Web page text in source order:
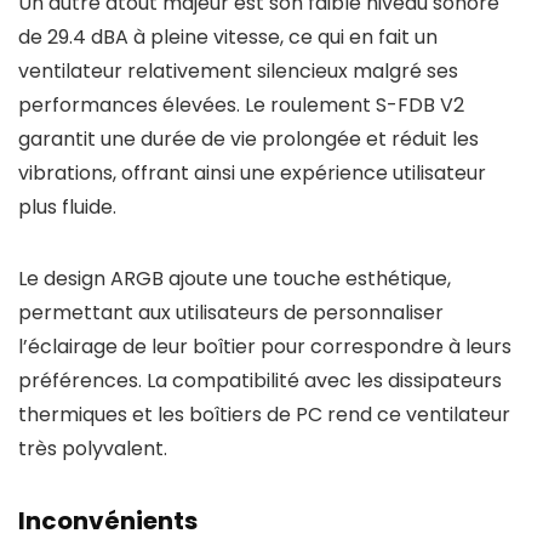
de 29.4 dBA à pleine vitesse, ce qui en fait un
ventilateur relativement silencieux malgré ses
performances élevées. Le roulement S-FDB V2
garantit une durée de vie prolongée et réduit les
vibrations, offrant ainsi une expérience utilisateur
plus fluide.
Le design ARGB ajoute une touche esthétique,
permettant aux utilisateurs de personnaliser
l’éclairage de leur boîtier pour correspondre à leurs
préférences. La compatibilité avec les dissipateurs
thermiques et les boîtiers de PC rend ce ventilateur
très polyvalent.
Inconvénients